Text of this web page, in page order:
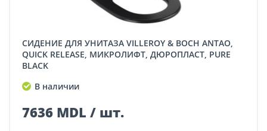
СИДЕНИЕ ДЛЯ УНИТАЗА VILLEROY & BOCH ANTAO,
QUICK RELEASE, МИКРОЛИФТ, ДЮРОПЛАСТ, PURE
BLACK
В наличии
7636 MDL / шт.